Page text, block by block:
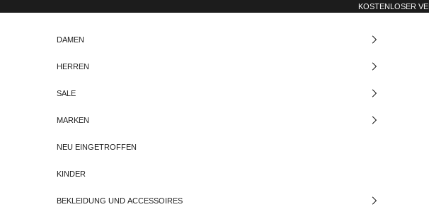
KOSTENLOSER
DAMEN
HERREN
SALE
MARKEN
NEU EINGETROFFEN
KINDER
BEKLEIDUNG UND ACCESSOIRES